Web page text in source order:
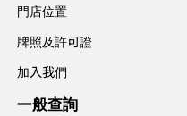
門店位置
牌照及許可證
加入我們
一般查詢